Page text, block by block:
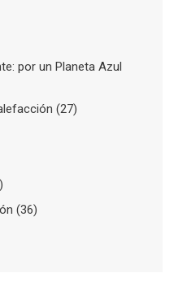
por un Planeta Azul
(27)
(36)